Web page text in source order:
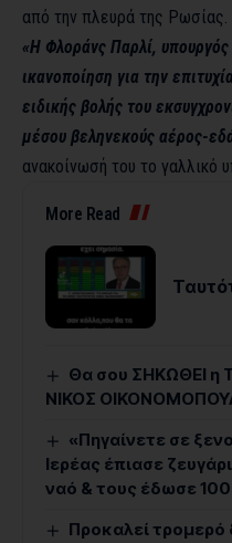
από την πλευρά της Ρωσίας.
«Η Φλοράνς Παρλί,
ικανοποίηση για την
ειδικής βολής του
μέσου βεληνεκούς αέρος-
ανακοίνωσή του το γαλλικό
More Read
Θα σου ΣΗΚΩΘΕΙ η
ΝΙΚΟΣ
«Πηγαίνετε σε
Ιερέας έπιασε
ναό & τους έδωσε
Προκαλεί τρομερό